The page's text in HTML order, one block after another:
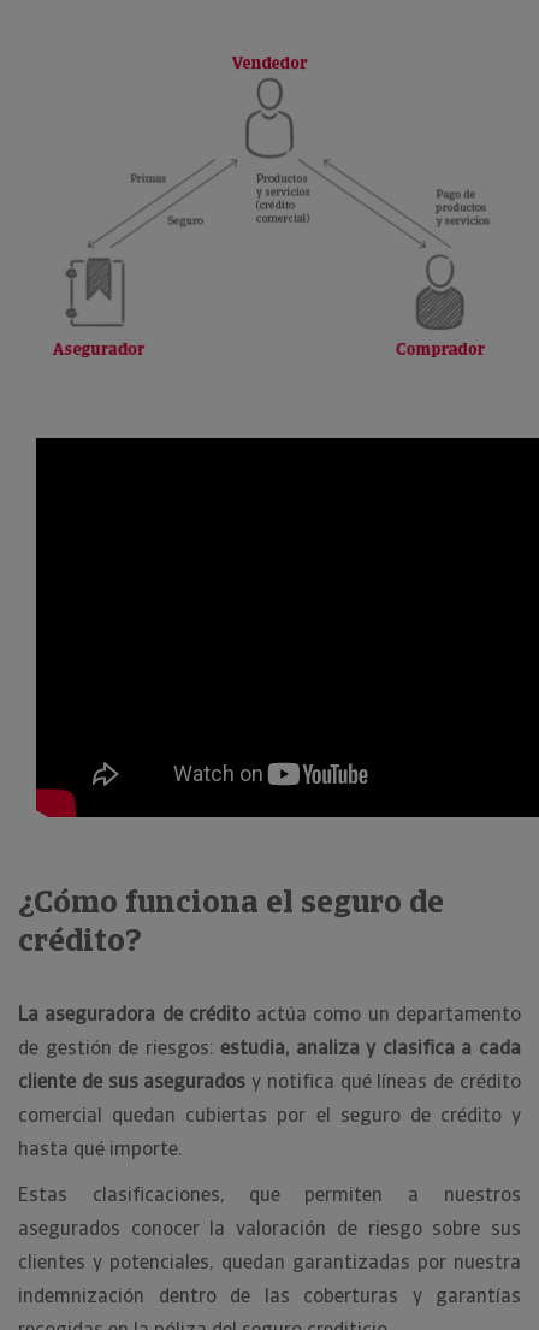
¿Cómo funciona el seguro de
crédito?
La aseguradora de créditoactúa como un departamento
de gestión de riesgos:estudia, analiza y clasifica a cada
cliente de sus asegurados y notifica qué líneas de crédito
comercial quedan cubiertas por el seguro de crédito y
hasta qué importe.
Estas clasificaciones, que permiten a nuestros
asegurados conocer la valoración de riesgo sobre sus
clientes y potenciales, quedan garantizadas por nuestra
indemnización dentro de las coberturas y garantías